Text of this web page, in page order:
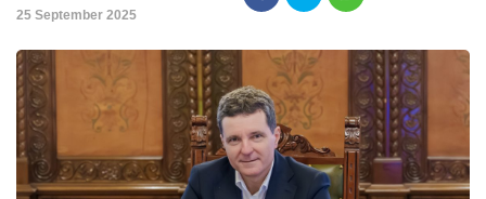
,25 September 2025